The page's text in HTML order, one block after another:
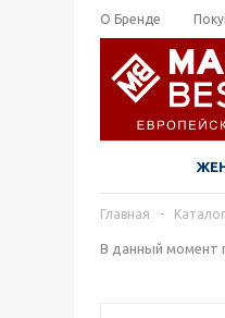
О Бренде
Главная - Каталог
В данный момент